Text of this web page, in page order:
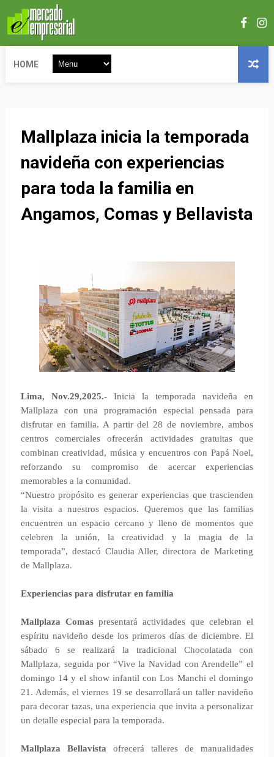
HOME
Mallplaza inicia la temporada
navideña con experiencias
para toda la familia en
Angamos, Comas y Bellavista
Lima, Nov.29,2025.- Inicia la temporada navideña en
Mallplaza con una programación especial pensada para
disfrutar en familia. A partir del 28 de noviembre, ambos
centros comerciales ofrecerán actividades gratuitas que
combinan creatividad, música y encuentros con Papá Noel,
reforzando su compromiso de acercar experiencias
memorables a la comunidad.
“Nuestro propósito es generar experiencias que trascienden
la visita a nuestros espacios. Queremos que las familias
encuentren un espacio cercano y lleno de momentos que
celebren la unión, la creatividad y la magia de la
temporada”, destacó Claudia Aller, directora de Marketing
de Mallplaza.
Experiencias para disfrutar en familia
Mallplaza Comaspresentará actividades que celebran el
espíritu navideño desde los primeros días de diciembre. El
sábado 6 se realizará la tradicional Chocolatada con
Mallplaza, seguida por “Vive la Navidad con Arendelle” el
domingo 14 y el show infantil con Los Manchi el domingo
21. Además, el viernes 19 se desarrollará un taller navideño
para decorar tazas, una experiencia que invita a personalizar
un detalle especial para la temporada.
Mallplaza Bellavista ofrecerá talleres de manualidades